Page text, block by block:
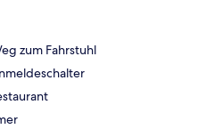
zum Fahrstuhl